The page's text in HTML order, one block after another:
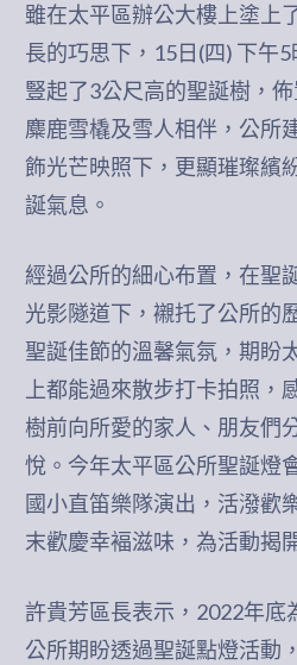
雖在太平區辦公大樓上塗上
長的巧思下，15日(四) 下午
豎起了3公尺高的聖誕樹，
麋鹿雪橇及雪人相伴，公所
飾光芒映照下，更顯璀璨繽
誕氣息。
經過公所的細心布置，在聖
光影隧道下，襯托了公所的
聖誕佳節的溫馨氣氛，期盼
上都能過來散步打卡拍照，
樹前向所愛的家人、朋友們
悅。今年太平區公所聖誕燈
國小直笛樂隊演出，活潑歡
末歡慶幸褔滋味，為活動揭
許貴芳區長表示，2022年底
公所期盼透過聖誕點燈活動